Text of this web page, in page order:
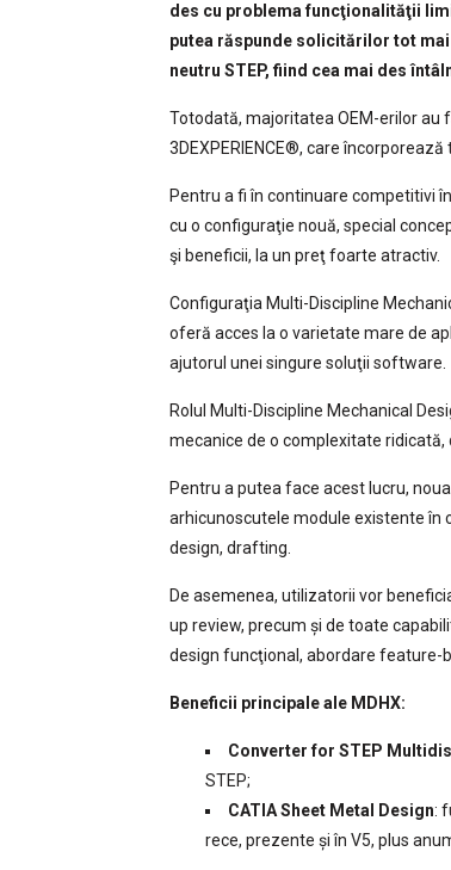
des cu problema funcţionalităţii
putea răspunde solicitărilor tot
neutru STEP, fiind cea mai des
Totodată, majoritatea OEM-erilor au
3DEXPERIENCE®, care încorporează
Pentru a fi în continuare competitivi
cu o configuraţie nouă, special
şi beneficii, la un preţ foarte atractiv.
Configuraţia Multi-Discipline
oferă acces la o varietate mare de
ajutorul unei singure soluţii software.
Rolul Multi-Discipline Mechanical
mecanice de o complexitate ridicată,
Pentru a putea face acest lucru,
arhicunoscutele module existente în
design, drafting.
De asemenea, utilizatorii vor
up review, precum și de toate
design funcţional, abordare feature-
Beneficii principale ale MDHX:
Converter for STEP
STEP;
CATIA Sheet Metal Design:
rece, prezente și în V5, plus